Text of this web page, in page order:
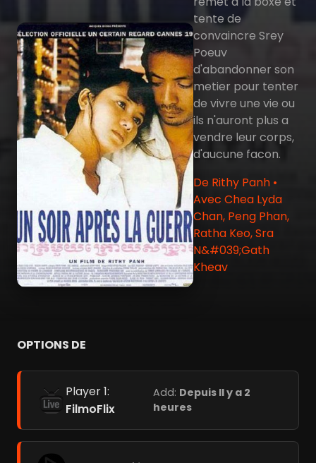
tente de
convaincre Srey
Poeuv
d'abandonner son
metier pour tenter
de vivre une vie ou
ils n'auront plus a
vendre leur corps,
d'aucune facon.
De Rithy Panh •
Avec Chea Lyda
Chan, Peng Phan,
Ratha Keo, Sra
N&#039;Gath
Kheav
OPTIONS DE
Player 1:
FilmoFlix
Add: Depuis Il y a 2
heures